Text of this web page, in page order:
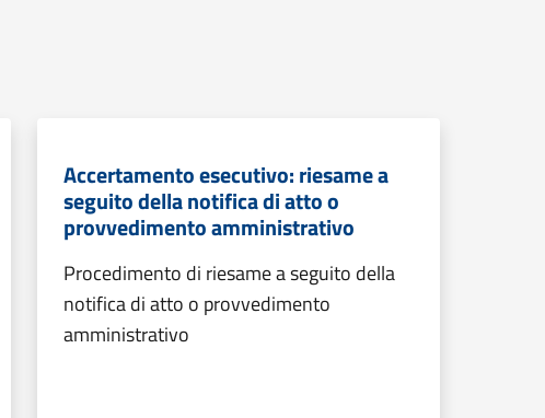
Accertamento esecutivo: riesame a
seguito della notifica di atto o
provvedimento amministrativo
Procedimento di riesame a seguito della
notifica di atto o provvedimento
amministrativo